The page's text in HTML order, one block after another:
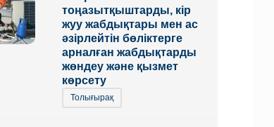
тоңазытқыштарды, кір
жуу жабдықтары мен ас
әзірлейтін бөліктерге
арналған жабдықтарды
жөндеу және қызмет
көрсету
Толығырақ